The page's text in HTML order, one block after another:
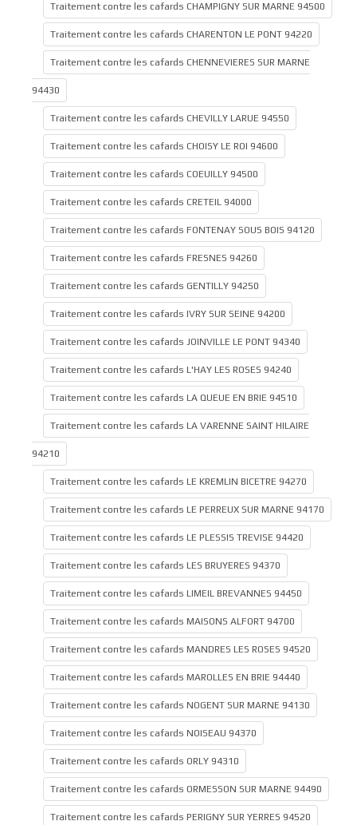
Traitement contre les cafards CHAMPIGNY SUR MARNE 94500
Traitement contre les cafards CHARENTON LE PONT 94220
Traitement contre les cafards CHENNEVIERES SUR MARNE
94430
Traitement contre les cafards CHEVILLY LARUE 94550
Traitement contre les cafards CHOISY LE ROI 94600
Traitement contre les cafards COEUILLY 94500
Traitement contre les cafards CRETEIL 94000
Traitement contre les cafards FONTENAY SOUS BOIS 94120
Traitement contre les cafards FRESNES 94260
Traitement contre les cafards GENTILLY 94250
Traitement contre les cafards IVRY SUR SEINE 94200
Traitement contre les cafards JOINVILLE LE PONT 94340
Traitement contre les cafards L'HAY LES ROSES 94240
Traitement contre les cafards LA QUEUE EN BRIE 94510
Traitement contre les cafards LA VARENNE SAINT HILAIRE
94210
Traitement contre les cafards LE KREMLIN BICETRE 94270
Traitement contre les cafards LE PERREUX SUR MARNE 94170
Traitement contre les cafards LE PLESSIS TREVISE 94420
Traitement contre les cafards LES BRUYERES 94370
Traitement contre les cafards LIMEIL BREVANNES 94450
Traitement contre les cafards MAISONS ALFORT 94700
Traitement contre les cafards MANDRES LES ROSES 94520
Traitement contre les cafards MAROLLES EN BRIE 94440
Traitement contre les cafards NOGENT SUR MARNE 94130
Traitement contre les cafards NOISEAU 94370
Traitement contre les cafards ORLY 94310
Traitement contre les cafards ORMESSON SUR MARNE 94490
Traitement contre les cafards PERIGNY SUR YERRES 94520